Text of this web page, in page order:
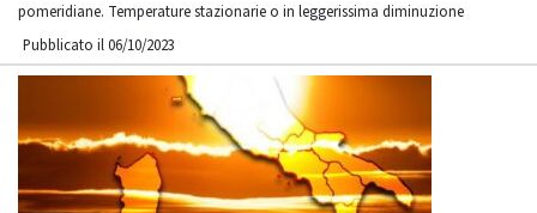
pomeridiane. Temperature stazionarie o in leggerissima diminuzione
Pubblicato il 06/10/2023